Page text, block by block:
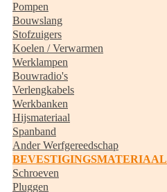
Pompen
Bouwslang
Stofzuigers
Koelen / Verwarmen
Werklampen
Bouwradio's
Verlengkabels
Werkbanken
Hijsmateriaal
Spanband
Ander Werfgereedschap
BEVESTIGINGSMATERIAAL
Schroeven
Pluggen